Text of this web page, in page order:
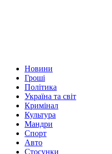
Новини
Гроші
Політика
Україна та світ
Кримінал
Культура
Мандри
Спорт
Авто
Стосунки